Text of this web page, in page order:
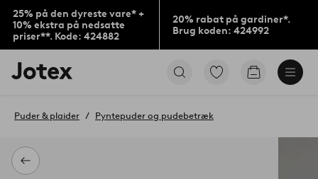
25% på den dyreste vare* +
10% ekstra på nedsatte
priser**. Kode: 424882
20% rabat på gardiner*.
Brug koden: 424992
Jotex
logo
til
Gå
Gå
Tilbage
Puder & plaider Pyntepuder og pudebetræk